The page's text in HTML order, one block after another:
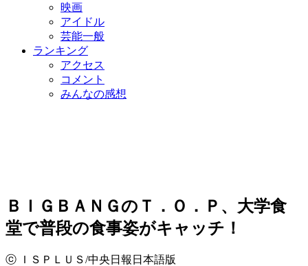
映画
アイドル
芸能一般
ランキング
アクセス
コメント
みんなの感想
ＢＩＧＢＡＮＧのＴ．Ｏ．Ｐ、大学食
堂で普段の食事姿がキャッチ！
ⓒ ＩＳＰＬＵＳ/中央日報日本語版